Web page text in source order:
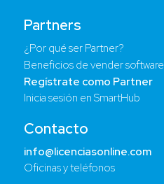
Partners
¿Por qué ser Partner?
Beneficios de vender software
Regístrate como Partner
Inicia sesión en SmartHub
Contacto
info@licenciasonline.com
Oficinas y teléfonos